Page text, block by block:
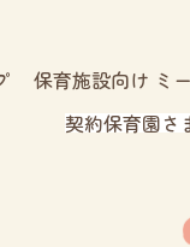
保育施設向け ミ
契約保育園さ